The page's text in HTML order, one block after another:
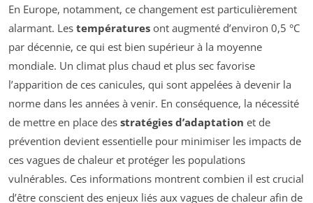
En Europe, notamment, ce changement est particulièrement
alarmant. Les températures ont augmenté d’environ 0,5 °C
par décennie, ce qui est bien supérieur à la moyenne
mondiale. Un climat plus chaud et plus sec favorise
l’apparition de ces canicules, qui sont appelées à devenir la
norme dans les années à venir. En conséquence, la nécessité
de mettre en place des stratégies d’adaptation et de
prévention devient essentielle pour minimiser les impacts de
ces vagues de chaleur et protéger les populations
vulnérables. Ces informations montrent combien il est crucial
d’être conscient des enjeux liés aux vagues de chaleur afin de